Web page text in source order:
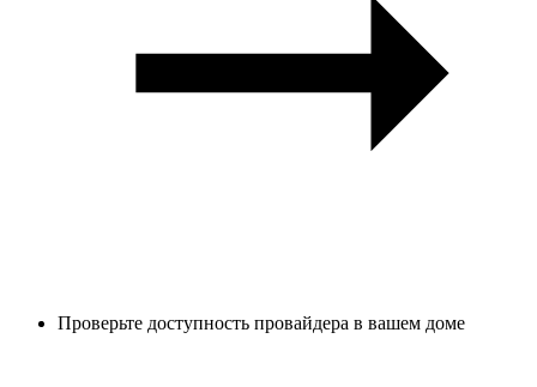
Проверьте доступность провайдера в вашем доме